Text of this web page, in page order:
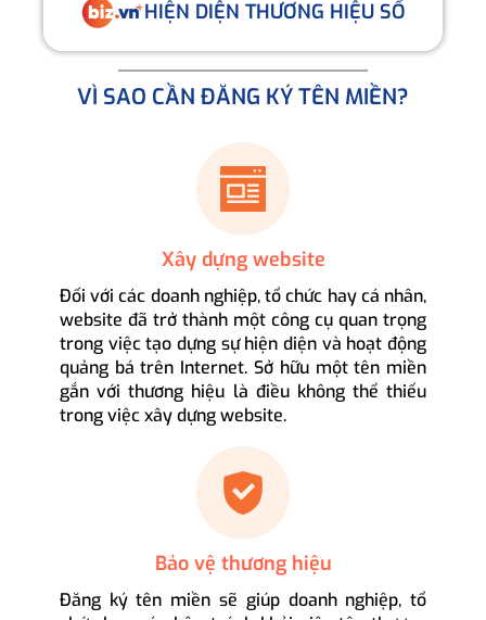
HIỆN DIỆN THƯƠNG HIỆU SỐ
VÌ SAO CẦN ĐĂNG KÝ TÊN MIỀN?
Xây dựng website
Đối với các doanh nghiệp, tổ chức hay cá nhân,
website đã trở thành một công cụ quan trọng
trong việc tạo dựng sự hiện diện và hoạt động
quảng bá trên Internet. Sở hữu một tên miền
gắn với thương hiệu là điều không thể thiếu
trong việc xây dựng website.
Bảo vệ thương hiệu
Đăng ký tên miền sẽ giúp doanh nghiệp, tổ